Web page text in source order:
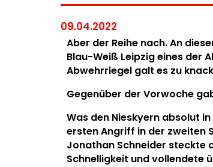
09.04.2022
Aber der Reihe nach. An
Blau-Weiß Leipzig eines der
Abwehrriegel galt es zu
Gegenüber der Vorwoche
Was den Nieskyern absolut
ersten Angriff in der zweiten
Jonathan Schneider steckte
Schnelligkeit und vollendete